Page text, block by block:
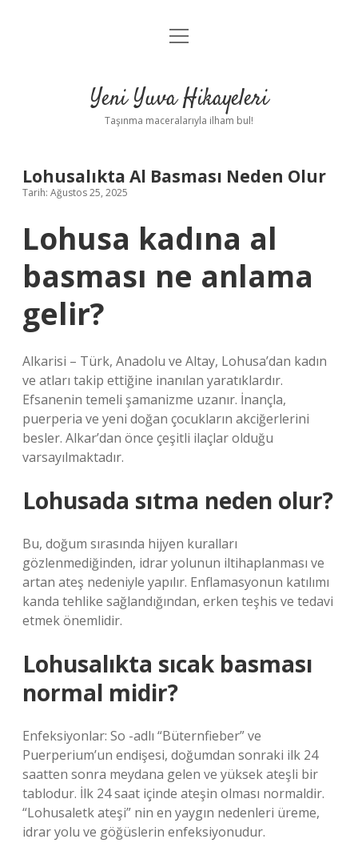
Anasayfa
Yasal Uyarı
menüyü
Yeni Yuva Hikayeleri
Taşınma maceralarıyla ilham bul!
Lohusalıkta Al Basması Neden Olur
Tarih: Ağustos 25, 2025
Lohusa kadına al
basması ne anlama
gelir?
Alkarisi – Türk, Anadolu ve Altay, Lohusa’dan kadın
ve atları takip ettiğine inanılan yaratıklardır.
Efsanenin temeli şamanizme uzanır. İnançla,
puerperia ve yeni doğan çocukların akciğerlerini
besler. Alkar’dan önce çeşitli ilaçlar olduğu
varsayılmaktadır.
Lohusada sıtma neden olur?
Bu, doğum sırasında hijyen kuralları
gözlenmediğinden, idrar yolunun iltihaplanması ve
artan ateş nedeniyle yapılır. Enflamasyonun katılımı
kanda tehlike sağlandığından, erken teşhis ve tedavi
etmek önemlidir.
Lohusalıkta sıcak basması
normal midir?
Enfeksiyonlar: So -adlı “Büternfieber” ve
Puerperium’un endişesi, doğumdan sonraki ilk 24
saatten sonra meydana gelen ve yüksek ateşli bir
tablodur. İlk 24 saat içinde ateşin olması normaldir.
“Lohusaletk ateşi” nin en yaygın nedenleri üreme,
idrar yolu ve göğüslerin enfeksiyonudur.